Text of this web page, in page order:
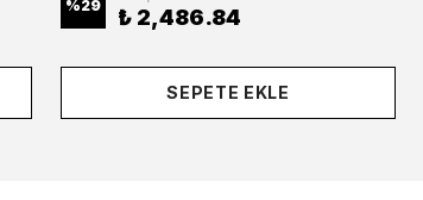
%29 ₺ 2,486.84
SEPETE EKLE